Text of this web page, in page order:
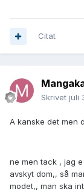
Citat
Skrivet juli
A kanske det men
ne men tack , jag
avskyt dom,, så
modet,, man ska